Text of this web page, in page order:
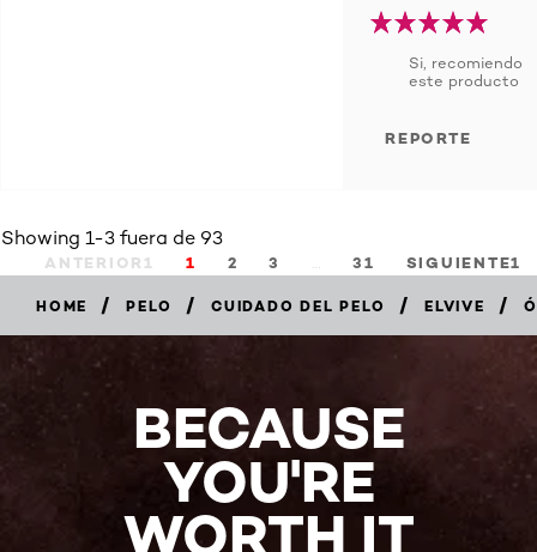
Si, recomiendo
este producto
REPORTE
Showing 1-3 fuera de 93
ANTERIOR1 1 2 3 31 SIGUIENTE1
HOME / PELO / CUIDADO DEL PELO / ELVIVE /
(93
BECAUSE
YOU'RE
WORTH IT